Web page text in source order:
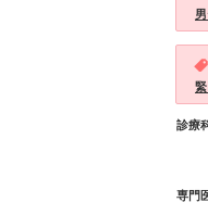
診療
専門